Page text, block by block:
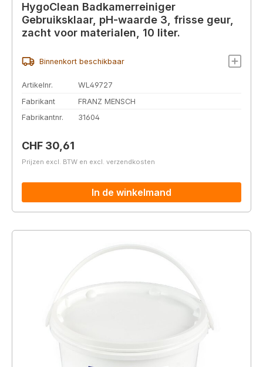
HygoClean Badkamerreiniger
Gebruiksklaar, pH-waarde 3, frisse geur,
zacht voor materialen, 10 liter.
Binnenkort beschikbaar
Artikelnr.
WL49727
Fabrikant
FRANZ MENSCH
Fabrikantnr.
31604
Normale prijs:
CHF 30,61
Prijzen excl. BTW en excl. verzendkosten
In de winkelmand